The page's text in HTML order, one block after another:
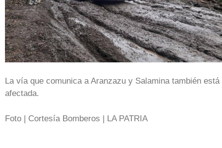
La vía que comunica a Aranzazu y Salamina también está
afectada.
Foto | Cortesía Bomberos | LA PATRIA